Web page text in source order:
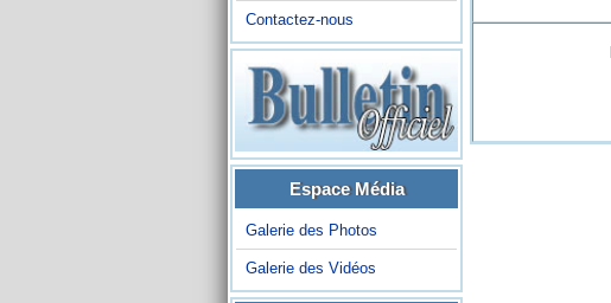
Contactez-nous
Espace Média
Galerie des Photos
Galerie des Vidéos